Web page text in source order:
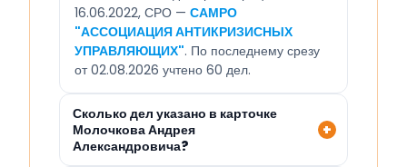
16.06.2022, СРО — САМРО
"АССОЦИАЦИЯ АНТИКРИЗИСНЫХ
УПРАВЛЯЮЩИХ". По последнему срезу
от 02.08.2026 учтено 60 дел.
Сколько дел указано в карточке
Молочкова Андрея
Александровича?